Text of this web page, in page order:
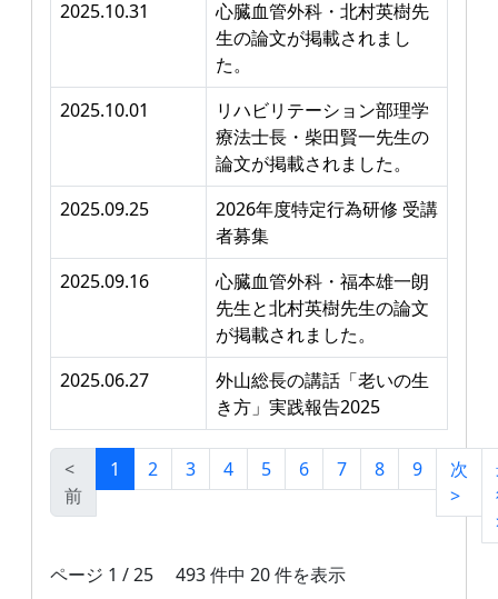
2025.10.31
心臓血管外科・北村英樹先
生の論文が掲載されまし
た。
2025.10.01
リハビリテーション部理学
療法士長・柴田賢一先生の
論文が掲載されました。
2025.09.25
2026年度特定行為研修 受講
者募集
2025.09.16
心臓血管外科・福本雄一朗
先生と北村英樹先生の論文
が掲載されました。
2025.06.27
外山総長の講話「老いの生
き方」実践報告2025
<
前
1 2 3 4 5 6 7 8 9
次
>
ページ 1 / 25 493 件中 20 件を表示